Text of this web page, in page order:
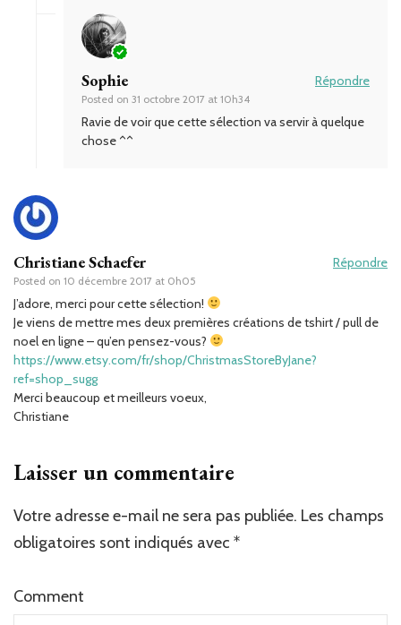
Sophie
Posted on 31 octobre 2017 at 10h34
Répondre
Ravie de voir que cette sélection va servir à quelque
chose ^^
Christiane Schaefer
Posted on 10 décembre 2017 at 0h05
Répondre
J’adore, merci pour cette sélection!
Je viens de mettre mes deux premières créations de tshirt / pull de
noel en ligne – qu’en pensez-vous?
https://www.etsy.com/fr/shop/ChristmasStoreByJane?
ref=shop_sugg
Merci beaucoup et meilleurs voeux,
Christiane
Laisser un commentaire
Votre adresse e-mail ne sera pas publiée. Les champs
obligatoires sont indiqués avec *
Comment